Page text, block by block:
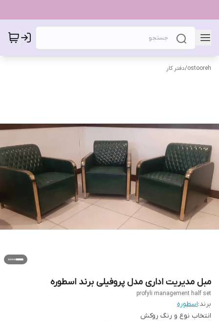
ostooreh
/دفتر کار
مبل مدیریت اداری مدل پروفیلی برند اسطوره
profyli management half set
برند:اسطوره
انتخاب نوع و رنگ روکش